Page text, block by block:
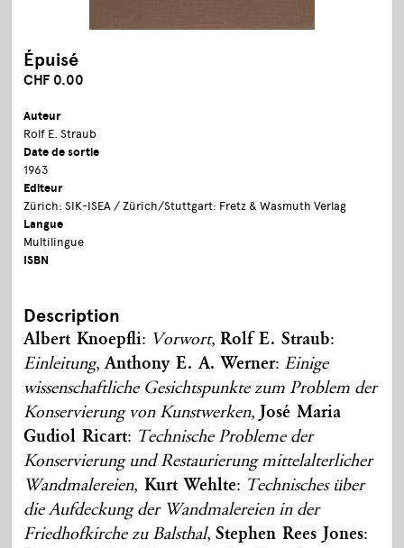
Épuisé
CHF 0.00
Auteur
Rolf E. Straub
Date de sortie
1963
Editeur
Zürich: SIK-ISEA / Zürich/Stuttgart: Fretz & Wasmuth Verlag
Langue
Multilingue
ISBN
Description
Albert Knoepfli: Vorwort,Rolf E. Straub:
Einleitung,Anthony E. A. Werner:Einige
wissenschaftliche Gesichtspunkte zum Problem der
Konservierung von Kunstwerken, José Maria
Gudiol Ricart: Technische Probleme der
Konservierung und Restaurierung mittelalterlicher
Wandmalereien, Kurt Wehlte: Technisches über
die Aufdeckung der Wandmalereien in der
Friedhofkirche zu Balsthal,Stephen Rees Jones: